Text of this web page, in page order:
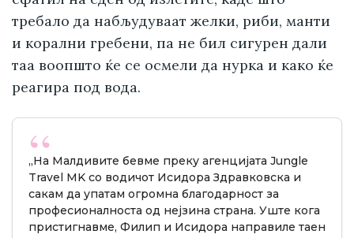
требало да набљудуваат желки, риби, манти
и корални гребени, па не бил сигурен дали
таа воопшто ќе се осмели да нурка и како ќе
реагира под вода.
„На Малдивите бевме преку агенцијата Jungle
Travel MK со водичот Исидора Здравковска и
сакам да упатам огромна благодарност за
професионалноста од нејзина страна. Уште кога
пристигнавме, Филип и Исидора направиле таен